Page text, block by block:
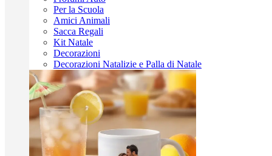
Per la Scuola
Amici Animali
Sacca Regali
Kit Natale
Decorazioni
Decorazioni Natalizie e Palla di Natale